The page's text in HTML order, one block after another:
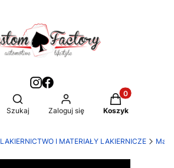
Otwórz wyszukiwarkę
Szukaj Zaloguj się
Produkty w
Koszyk
LAKIERNICTWO I MATERIAŁY LAKIERNICZE